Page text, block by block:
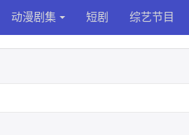
动漫剧集 短剧 综艺节目